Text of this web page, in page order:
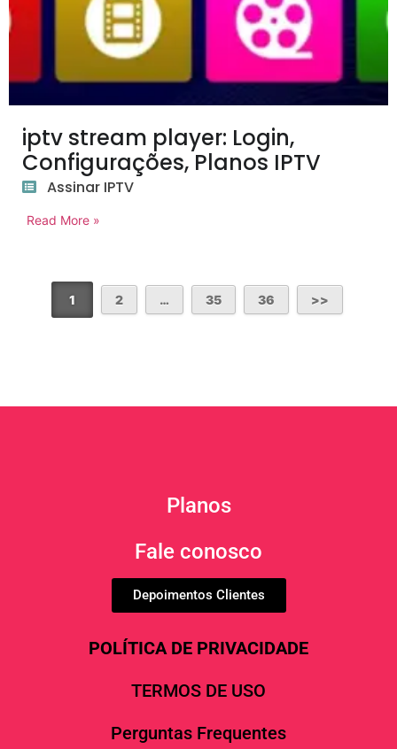
iptv stream player: Login,
Configurações, Planos IPTV
Assinar IPTV
Read More »
1 2 … 35 36
Planos
Fale conosco
Depoimentos Clientes
POLÍTICA DE PRIVACIDADE
TERMOS DE USO
Perguntas Frequentes